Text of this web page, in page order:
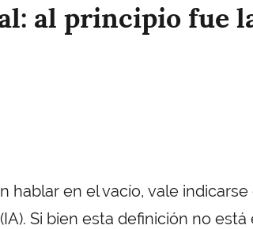
al principio fue
hablar en el vacío, vale
Si bien esta definición no